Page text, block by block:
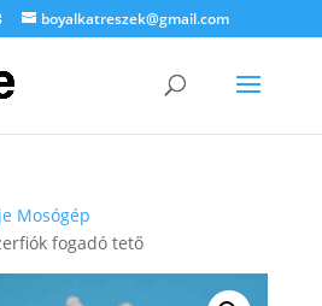
boyalkatreszek@gmail.com
Mosógép
fogadó tető